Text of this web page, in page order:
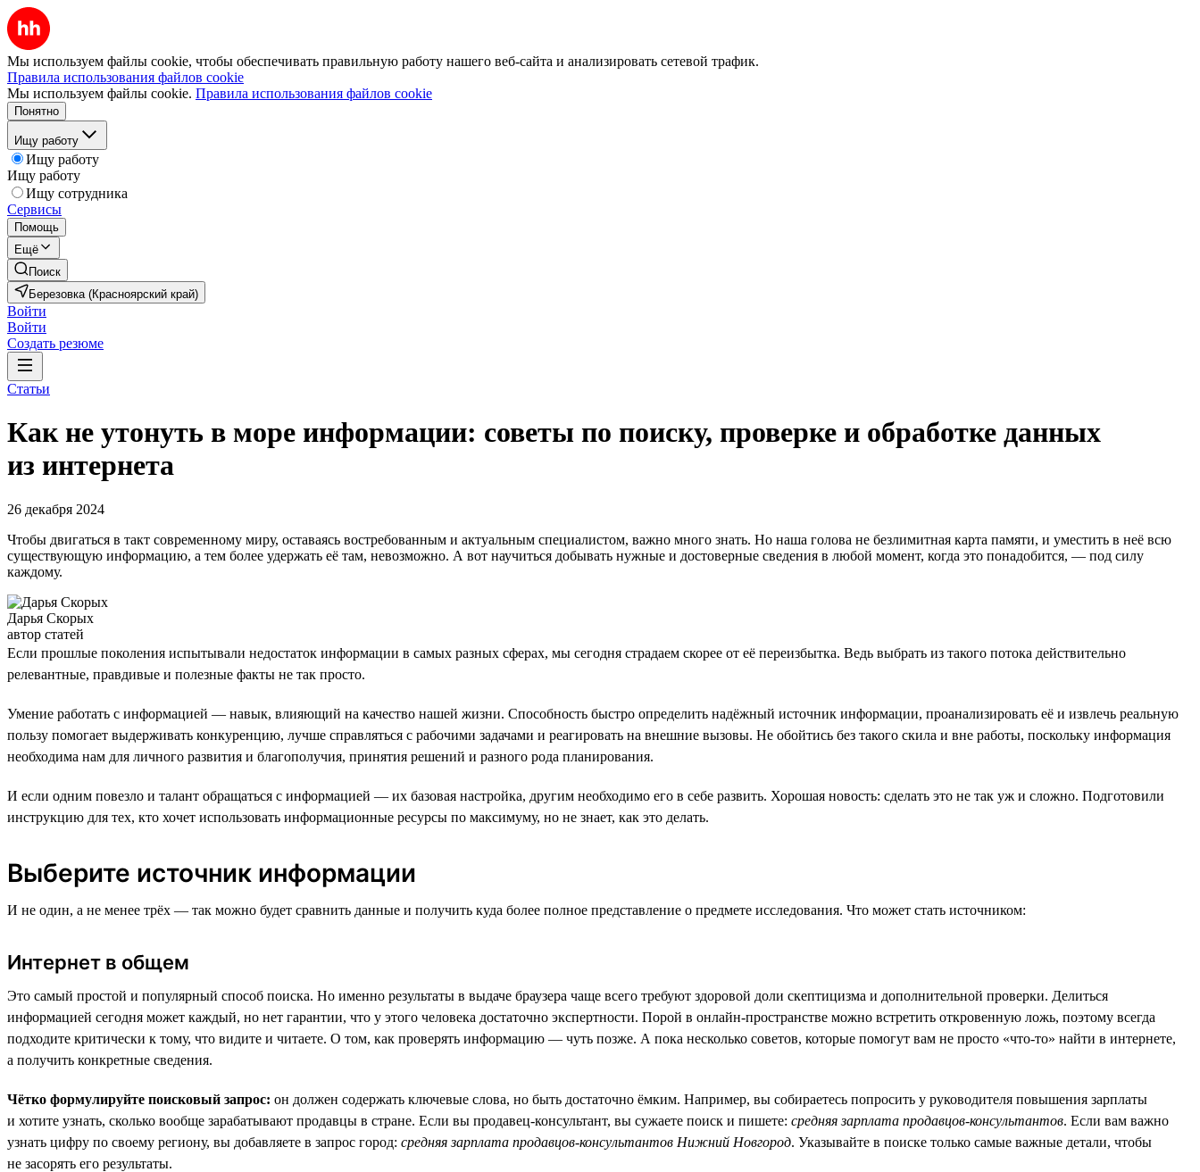
Мы используем файлы cookie, чтобы обеспечивать правильную работу нашего веб-сайта и анализировать сетевой трафик.
Правила использования файлов cookie
Мы используем файлы cookie. Правила использования файлов cookie
Понятно
Ищу работу
Ищу работу
Ищу работу
Ищу сотрудника
Сервисы
Помощь
Ещё
Поиск
Березовка (Красноярский край)
Войти
Войти
Создать резюме
Статьи
Как не утонуть в море информации: советы по поиску, проверке и обработке данных
из интернета
26 декабря 2024
Чтобы двигаться в такт современному миру, оставаясь востребованным и актуальным специалистом, важно много знать. Но наша голова не безлимитная карта памяти, и уместить в неё всю
существующую информацию, а тем более удержать её там, невозможно. А вот научиться добывать нужные и достоверные сведения в любой момент, когда это понадобится, — под силу
каждому.
Дарья Скорых
автор статей
Если прошлые поколения испытывали недостаток информации в самых разных сферах, мы сегодня страдаем скорее от её переизбытка. Ведь выбрать из такого потока действительно
релевантные, правдивые и полезные факты не так просто.
Умение работать с информацией — навык, влияющий на качество нашей жизни. Способность быстро определить надёжный источник информации, проанализировать её и извлечь реальную
пользу помогает выдерживать конкуренцию, лучше справляться с рабочими задачами и реагировать на внешние вызовы. Не обойтись без такого скила и вне работы, поскольку информация
необходима нам для личного развития и благополучия, принятия решений и разного рода планирования.
И если одним повезло и талант обращаться с информацией — их базовая настройка, другим необходимо его в себе развить. Хорошая новость: сделать это не так уж и сложно. Подготовили
инструкцию для тех, кто хочет использовать информационные ресурсы по максимуму, но не знает, как это делать.
Выберите источник информации
И не один, а не менее трёх — так можно будет сравнить данные и получить куда более полное представление о предмете исследования. Что может стать источником:
Интернет в общем
Это самый простой и популярный способ поиска. Но именно результаты в выдаче браузера чаще всего требуют здоровой доли скептицизма и дополнительной проверки. Делиться
информацией сегодня может каждый, но нет гарантии, что у этого человека достаточно экспертности. Порой в онлайн-пространстве можно встретить откровенную ложь, поэтому всегда
подходите критически к тому, что видите и читаете. О том, как проверять информацию — чуть позже. А пока несколько советов, которые помогут вам не просто «что-то» найти в интернете,
а получить конкретные сведения.
Чётко формулируйте поисковый запрос: он должен содержать ключевые слова, но быть достаточно ёмким. Например, вы собираетесь попросить у руководителя повышения зарплаты
и хотите узнать, сколько вообще зарабатывают продавцы в стране. Если вы продавец-консультант, вы сужаете поиск и пишете: средняя зарплата продавцов-консультантов. Если вам важно
узнать цифру по своему региону, вы добавляете в запрос город: средняя зарплата продавцов-консультантов Нижний Новгород. Указывайте в поиске только самые важные детали, чтобы
не засорять его результаты.